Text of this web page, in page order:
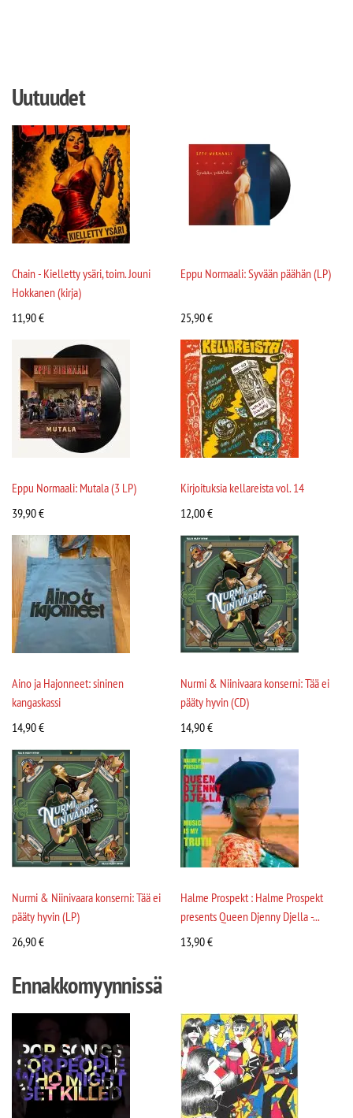
Uutuudet
Chain - Kielletty ysäri, toim. Jouni
Hokkanen (kirja)
11,90€
Eppu Normaali: Syvään päähän (LP)
25,90€
Eppu Normaali: Mutala (3 LP)
39,90€
Kirjoituksia kellareista vol. 14
12,00€
Aino ja Hajonneet: sininen
kangaskassi
14,90€
Nurmi & Niinivaara konserni: Tää ei
pääty hyvin (CD)
14,90€
Nurmi & Niinivaara konserni: Tää ei
pääty hyvin (LP)
26,90€
Halme Prospekt : Halme Prospekt
presents Queen Djenny Djella -...
13,90€
Ennakkomyynnissä